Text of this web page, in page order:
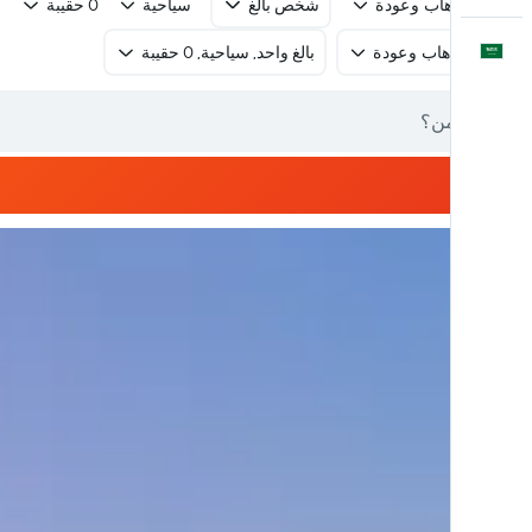
العَرَبِيَّة
رحلة ذهاب وعودة شخص بالغ سياحية 0 حقيبة
رحلة ذهاب وعودة بالغ واحد, سياحية, 0 حقيبة